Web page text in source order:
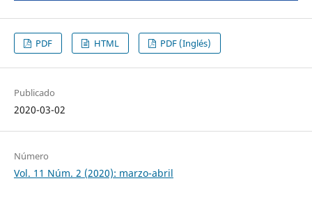
PDF HTML PDF (Inglés)
Publicado
2020-03-02
Número
Vol. 11 Núm. 2 (2020): marzo-abril